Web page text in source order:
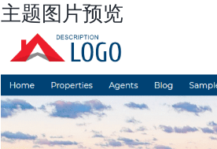
主题图片预览